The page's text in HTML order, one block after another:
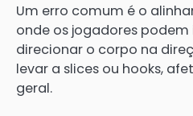
Um erro comum é o
onde os jogadores
direcionar o corpo na
levar a slices ou hooks,
geral.